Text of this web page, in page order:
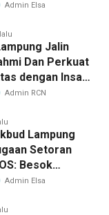
Admin Elsa
Jalin
Dan Perkuat
dengan Insan
Coffee
Admin RCN
Lampung
Setoran
Besok
Saya Turunkan
Admin Elsa